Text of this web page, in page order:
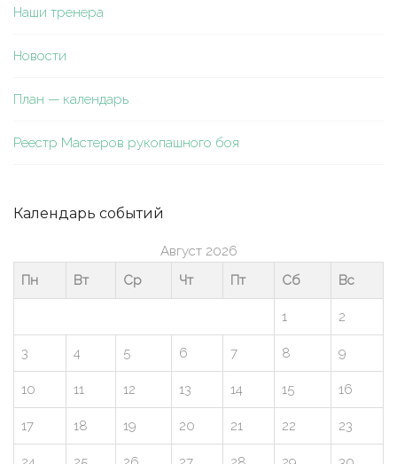
Наши тренера
Новости
План — календарь
Реестр Мастеров рукопашного боя
Календарь событий
Август 2026
Пн
Вт Ср Чт Пт Сб Вс
1 2
3 4 5 6 7 8 9
10 11 12 13 14 15 16
17 18 19 20 21 22 23